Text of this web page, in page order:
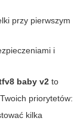
przy pierwszym
i
baby v2 to
priorytetów:
kilka